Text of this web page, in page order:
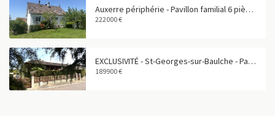
Auxerre périphérie - Pavillon familial 6 pièces avec sous-sol total
222000 €
EXCLUSIVITÉ - St-Georges-sur-Baulche - Pavillon 4 pièces avec vie de plain-pied
189900 €